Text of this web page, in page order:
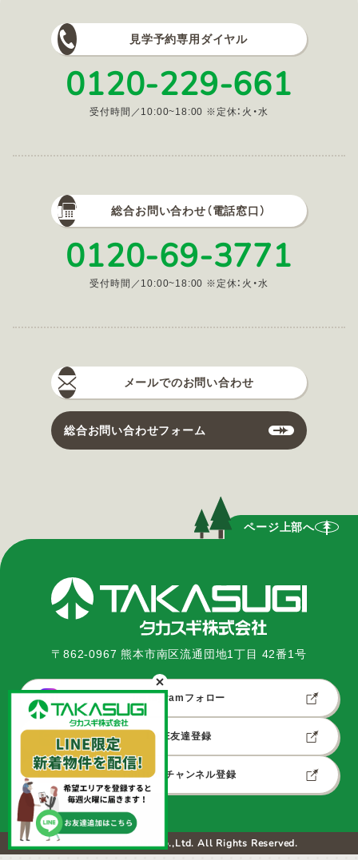
見学予約専用ダイヤル
0120-229-661
受付時間／10:00~18:00 ※定休：火・水
総合お問い合わせ（電話窓口）
0120-69-3771
受付時間／10:00~18:00 ※定休：火・水
メールでのお問い合わせ
総合お問い合わせフォーム
ページ上部へ
〒862-0967 熊本市南区流通団地1丁目 42番1号
Instagramフォロー
LINE友達登録
YouTubeチャンネル登録
© 2025 TAKASUGI Co.,Ltd. All Rights Reserved.